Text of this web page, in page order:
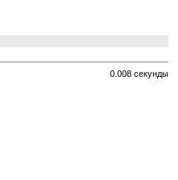
0.008 секунды